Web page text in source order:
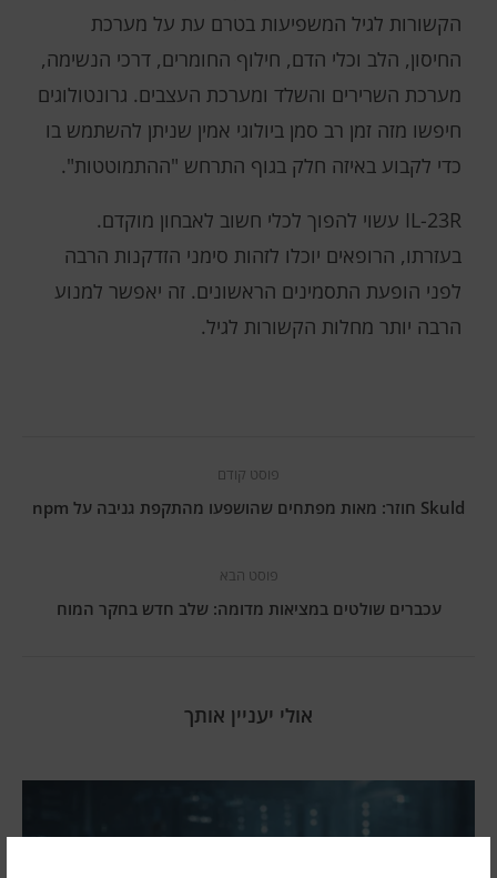
הקשורות לגיל המשפיעות בטרם עת על מערכת
החיסון, הלב וכלי הדם, חילוף החומרים, דרכי הנשימה,
מערכת השרירים והשלד ומערכת העצבים. גרונטולוגים
חיפשו מזה זמן רב סמן ביולוגי אמין שניתן להשתמש בו
כדי לקבוע באיזה חלק בגוף התרחש "ההתמוטטות".
IL-23R עשוי להפוך לכלי חשוב לאבחון מוקדם.
בעזרתו, הרופאים יוכלו לזהות סימני הזדקנות הרבה
לפני הופעת התסמינים הראשונים. זה יאפשר למנוע
הרבה יותר מחלות הקשורות לגיל.
פוסט קודם
Skuld חוזר: מאות מפתחים שהושפעו מהתקפת גניבה על npm
פוסט הבא
עכברים שולטים במציאות מדומה: שלב חדש בחקר המוח
אולי יעניין אותך